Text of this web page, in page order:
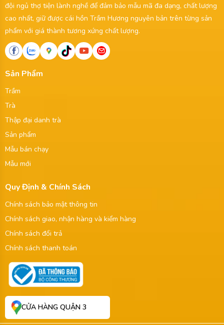
đội ngủ thợ tiện lành nghề để đảm bảo mẫu mã đa dạng, chất lượng
cao nhất, giữ được cái hồn Trầm Hương nguyên bản trên từng sản
phẩm với giá thành tương xứng chất lượng.
Sản Phẩm
Trầm
Trà
Thập đại danh trà
Sản phẩm
Mẫu bán chạy
Mẫu mới
Quy Định & Chính Sách
Chính sách bảo mật thông tin
Chính sách giao, nhận hàng và kiểm hàng
Chính sách đổi trả
Chính sách thanh toán
CỬA HÀNG QUẬN 3